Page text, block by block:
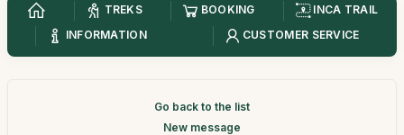
TREKS BOOKING
INCA TRAIL
INFORMATION
CUSTOMER SERVICE
Go back to the list
New message